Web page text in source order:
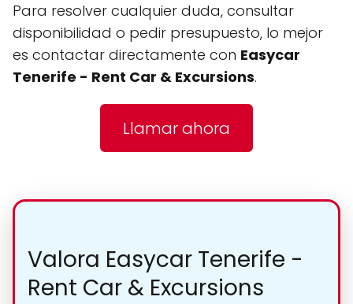
Para resolver cualquier duda, consultar
disponibilidad o pedir presupuesto, lo mejor
es contactar directamente con Easycar
Tenerife - Rent Car & Excursions.
Llamar ahora
Valora Easycar Tenerife -
Rent Car & Excursions